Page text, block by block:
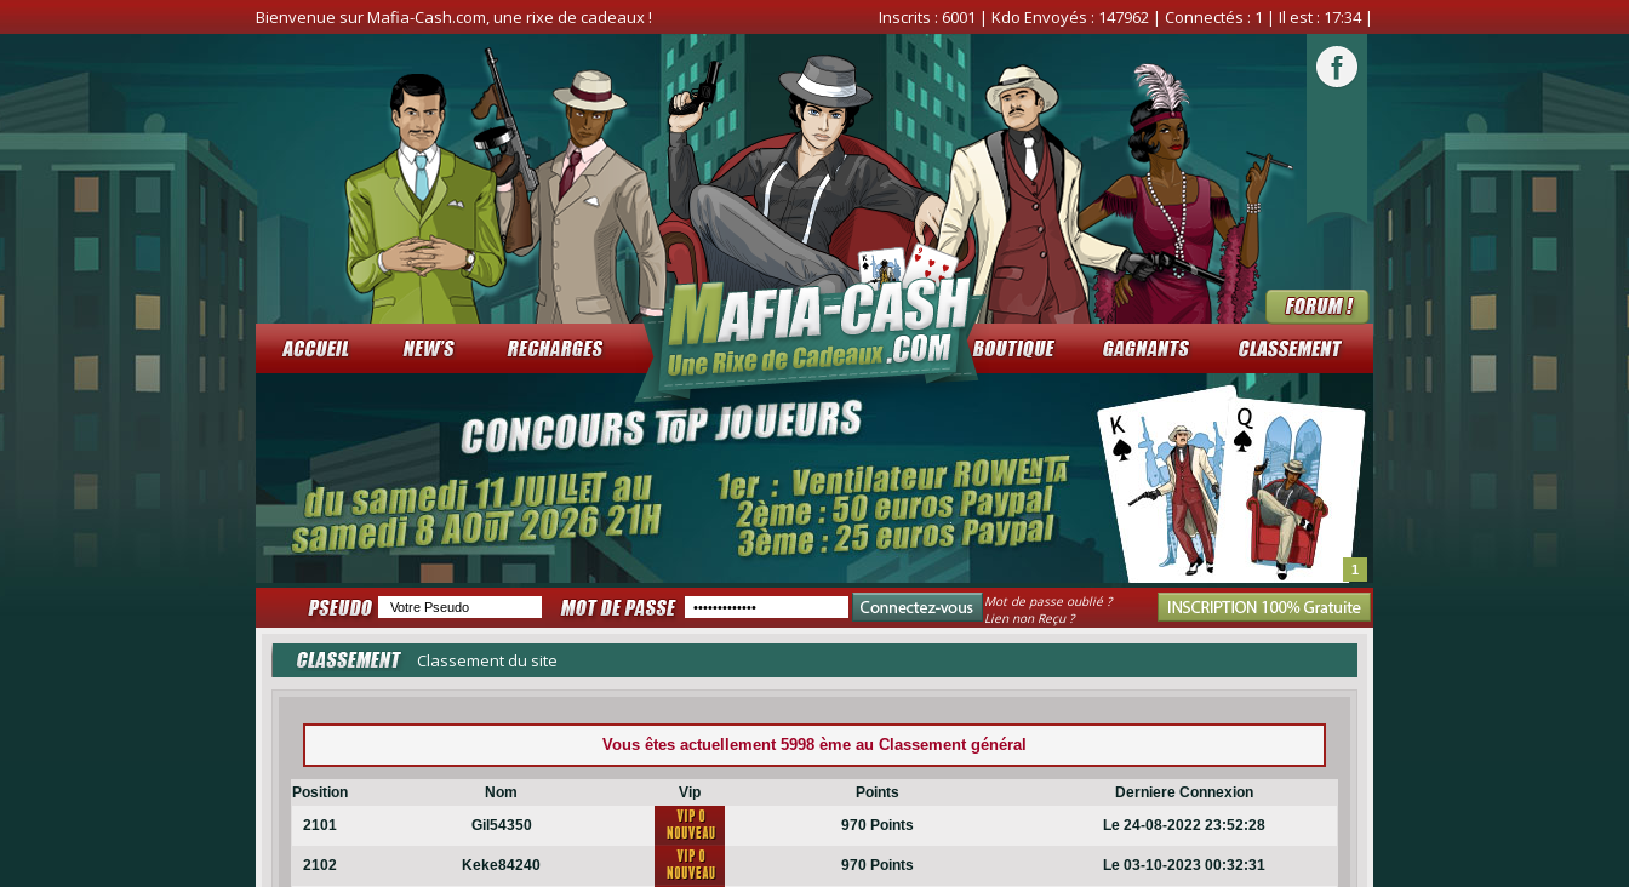
Bienvenue sur Mafia-Cash.com, une rixe de cadeaux ! Inscrits : 6001 | Kdo Envoyés : 147962 | Connectés : 1 | Il est : 17:34|
1
Mot de passe oublié ?
Lien non Reçu ?
Classement du site
Vous êtes actuellement 5998 ème au Classement général
Position Nom Vip Points
Derniere Connexion
2101
Gil54350 970 Points Le 24-08-2022 23:52:28
2102 Keke84240 970 Points Le 03-10-2023 00:32:31